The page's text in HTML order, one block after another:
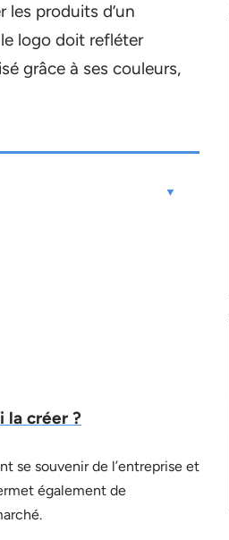
produits d’un
logo doit refléter
grâce à ses couleurs,
la créer ?
se souvenir de l’entreprise et
également de